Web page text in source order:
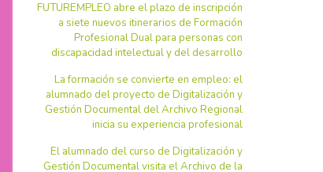
FUTUREMPLEO abre el plazo de inscripción
a siete nuevos itinerarios de Formación
Profesional Dual para personas con
discapacidad intelectual y del desarrollo
La formación se convierte en empleo: el
alumnado del proyecto de Digitalización y
Gestión Documental del Archivo Regional
inicia su experiencia profesional
El alumnado del curso de Digitalización y
Gestión Documental visita el Archivo de la